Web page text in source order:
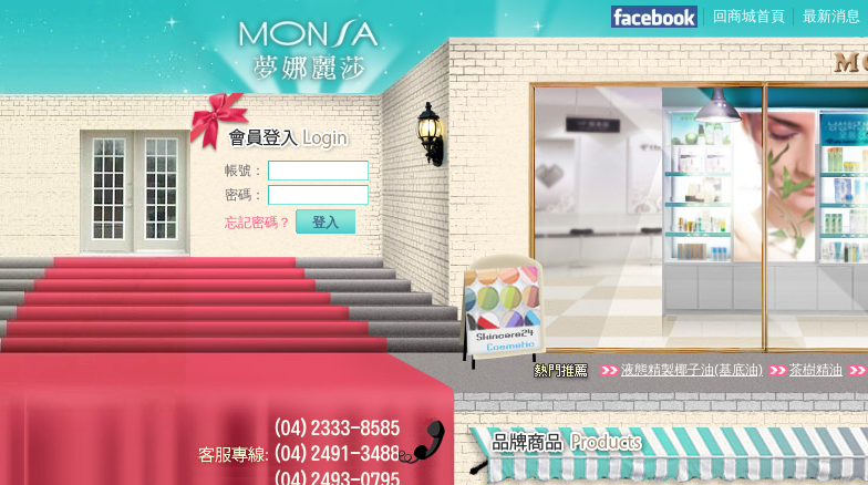
帳號：
密碼：
忘記密碼？
登入
回商城首頁 最新消息
液態精製椰子油(基底油) 茶樹精油